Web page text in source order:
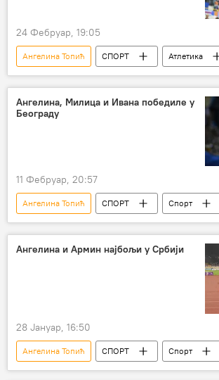
24 Фебруар, 19:05
Ангелина Топић СПОРТ
Атлетика
Спорт
Остали спортови
Ангелина, Милица и Ивана победиле у
Београду
11 Фебруар, 20:57
Ангелина Топић СПОРТ
Спорт
Остали спортови
Атлетика
Ивана Шпановић
Милица Гардашевић
Ангелина и Армин најбољи у Србији
28 Јануар, 16:50
Ангелина Топић СПОРТ
Спорт
Остали спортови
Атлетика